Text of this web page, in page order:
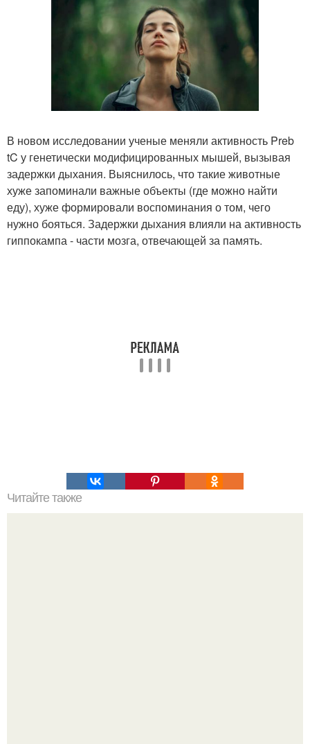
В новом исследовании ученые меняли активность Preb
tC у генетически модифицированных мышей, вызывая
задержки дыхания. Выяснилось, что такие животные
хуже запоминали важные объекты (где можно найти
еду), хуже формировали воспоминания о том, чего
нужно бояться. Задержки дыхания влияли на активность
гиппокампа - части мозга, отвечающей за память.
Читайте также